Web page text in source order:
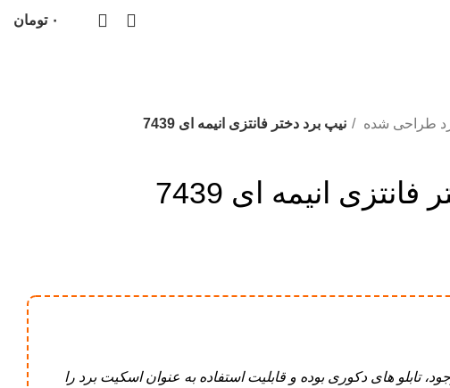
۰ تومان
طراحی شده
نیپ برد دختر فانتزی انیمه ای 7439
انیمه ای 7439
تابلو های دکوری بوده و قابلیت استفاده به عنوان اسکیت برد را